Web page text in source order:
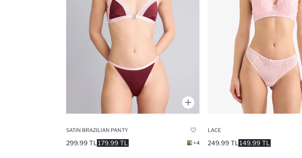
SATIN BRAZILIAN PANTY
179.99 TL
299.99 TL +4
LACE
149.99 TL
249.99 TL